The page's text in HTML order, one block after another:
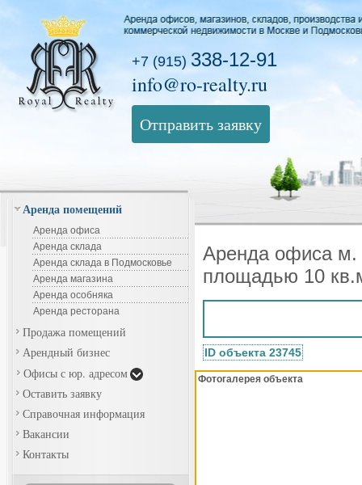
+7 (915) 338-12-91
info@ro-realty.ru
Отправить заявку
Аренда помещений
Аренда офиса
Аренда склада
Аренда склада в Подмосковье
Аренда магазина
Аренда особняка
Аренда ресторана
Продажа помещений
Арендный бизнес
Офисы с юр. адресом
Оставить заявку
Справочная информация
Вакансии
Контакты
Аренда офиса м.
площадью 10
ID объекта 23745
Фотогалерея объекта